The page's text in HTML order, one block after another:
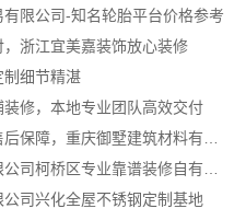
限公司-知名轮胎平台价格参考
浙江宜美嘉装饰放心装修
细节精湛
修，本地专业团队高效交付
司兴化全屋不锈钢定制基地